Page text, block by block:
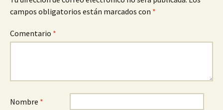
campos obligatorios están marcados con *
Comentario *
Nombre *